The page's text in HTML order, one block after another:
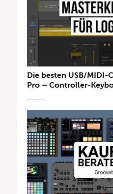
Die besten USB/
Pro – Controller-